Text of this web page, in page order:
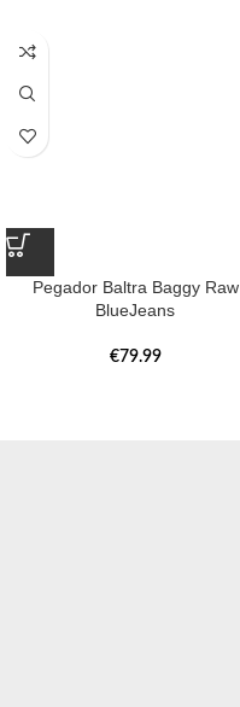
Pegador Baltra Baggy Raw
BlueJeans
€79.99